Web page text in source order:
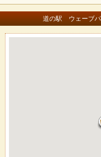
道の駅 ウェーブパ